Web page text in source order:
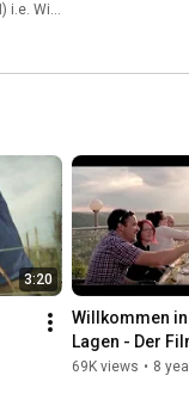
Germany
3:20
Willkommen
Lagen - Der
69K views • 8